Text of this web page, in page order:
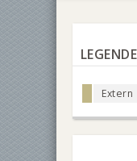
LEGENDE
Extern